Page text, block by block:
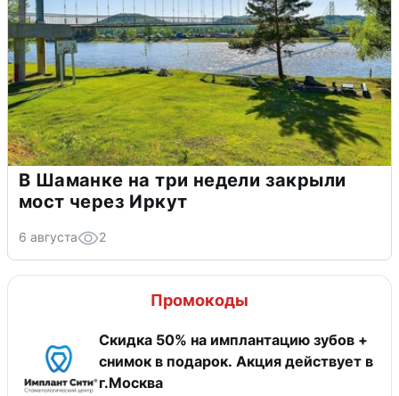
В Шаманке на три недели закрыли
мост через Иркут
6 августа 2
Промокоды
Скидка 50% на имплантацию зубов +
снимок в подарок. Акция действует в
г.Москва